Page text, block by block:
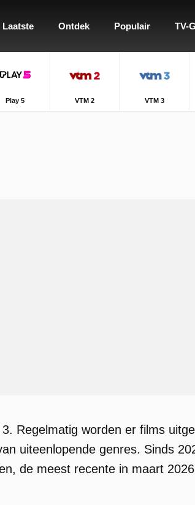
Laatste Ontdek Populair TV-
Play 5 VTM 2 VTM 3
Regelmatig worden er films
uiteenlopende genres. Sinds
de meest recente in maart